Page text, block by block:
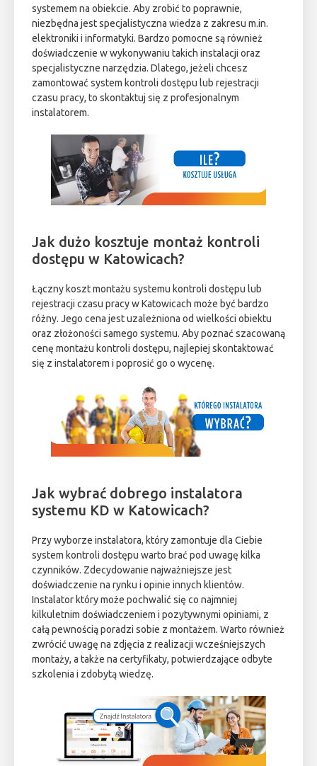
systemem na obiekcie. Aby zrobić to poprawnie,
niezbędna jest specjalistyczna wiedza z zakresu m.in.
elektroniki i informatyki. Bardzo pomocne są również
doświadczenie w wykonywaniu takich instalacji oraz
specjalistyczne narzędzia. Dlatego, jeżeli chcesz
zamontować system kontroli dostępu lub rejestracji
czasu pracy, to skontaktuj się z profesjonalnym
instalatorem.
Jak dużo kosztuje montaż kontroli
dostępu w Katowicach?
Łączny koszt montażu systemu kontroli dostępu lub
rejestracji czasu pracy w Katowicach może być bardzo
różny. Jego cena jest uzależniona od wielkości obiektu
oraz złożoności samego systemu. Aby poznać szacowaną
cenę montażu kontroli dostępu, najlepiej skontaktować
się z instalatorem i poprosić go o wycenę.
Jak wybrać dobrego instalatora
systemu KD w Katowicach?
Przy wyborze instalatora, który zamontuje dla Ciebie
system kontroli dostępu warto brać pod uwagę kilka
czynników. Zdecydowanie najważniejsze jest
doświadczenie na rynku i opinie innych klientów.
Instalator który może pochwalić się co najmniej
kilkuletnim doświadczeniem i pozytywnymi opiniami, z
całą pewnością poradzi sobie z montażem. Warto również
zwrócić uwagę na zdjęcia z realizacji wcześniejszych
montaży, a także na certyfikaty, potwierdzające odbyte
szkolenia i zdobytą wiedzę.